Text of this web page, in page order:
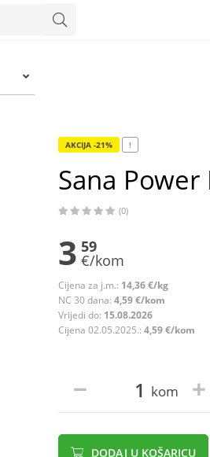
AKCIJA -21% !
Sana
(0)
3 59
€/kom
Cijena za j.m.: 14,36 €/kg
NC 30 dana: 4,59 €/kom
Vrijedi do: 15.08.2026
Cijena 02.05.2025.: 4,59 €/kom
kom
DODAJ U KOŠARICU